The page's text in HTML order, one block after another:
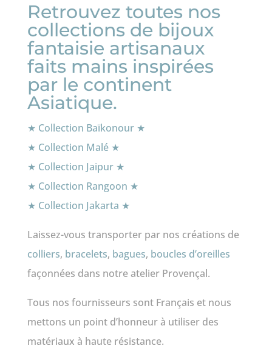
Retrouvez toutes nos
collections de bijoux
fantaisie artisanaux
faits mains inspirées
par le continent
Asiatique.
★ Collection Baïkonour ★
★ Collection Malé ★
★ Collection Jaipur ★
★ Collection Rangoon ★
★ Collection Jakarta ★
Laissez-vous transporter par nos créations de
colliers, bracelets, bagues, boucles d’oreilles
façonnées dans notre atelier Provençal.
Tous nos fournisseurs sont Français et nous
mettons un point d’honneur à utiliser des
matériaux à haute résistance.